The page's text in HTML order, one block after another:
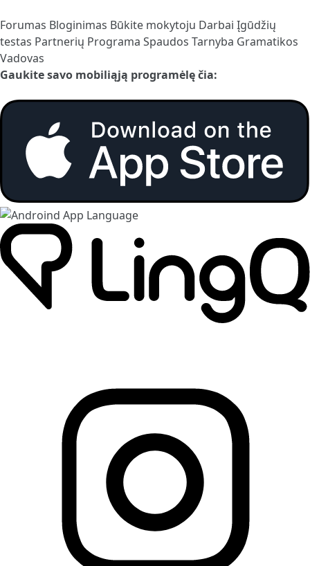
Forumas Bloginimas Būkite mokytoju Darbai Įgūdžių
testas Partnerių Programa Spaudos Tarnyba Gramatikos
Vadovas
Gaukite savo mobiliąją programėlę čia: